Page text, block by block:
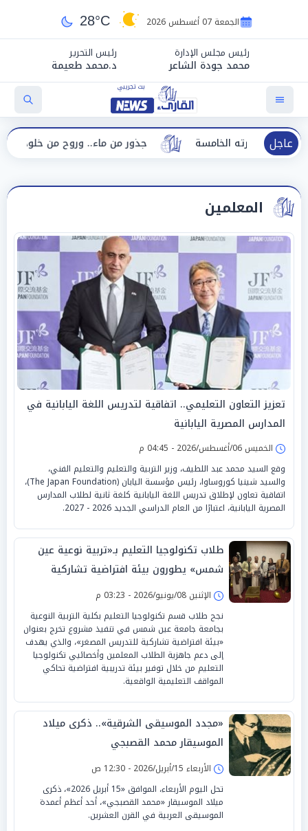
الجمعة 07 أغسطس 2026 28°C
رئيس مجلس الإدارة
محمد جودة الشاعر
رئيس التحرير
د.محمد طعيمة
عاجل جذور من ماء.. وروح من خلود هدى زوين الخامسة
المعلمين
تعزيز التعاون التعليمي.. اتفاقية لتدريس اللغة اليابانية في
المدارس المصرية اليابانية
الخميس 06/أغسطس/2026 - 04:45 م
وقع السيد محمد عبد اللطيف، وزير التربية والتعليم والتعليم الفني،
والسيد شينيا كوروساوا، رئيس مؤسسة اليابان (The Japan Foundation)،
اتفاقية تعاون لإطلاق تدريس اللغة اليابانية كلغة ثانية لطلاب المدارس
المصرية اليابانية، اعتبارًا من العام الدراسي الجديد 2026 - 2027.
طلاب تكنولوجيا التعليم بـ«تربية نوعية عين
شمس» يطورون بيئة افتراضية تشاركية
للتدريس المصغر
الإثنين 08/يونيو/2026 - 03:23 م
نجح طلاب قسم تكنولوجيا التعليم بكلية التربية النوعية
بجامعة جامعة عين شمس في تنفيذ مشروع تخرج بعنوان
«بيئة افتراضية تشاركية للتدريس المصغر»، والذي يهدف
إلى دعم جاهزية الطلاب المعلمين وأخصائيي تكنولوجيا
التعليم من خلال توفير بيئة تدريبية افتراضية تحاكي
المواقف التعليمية الواقعية.
«مجدد الموسيقى الشرقية».. ذكرى ميلاد
الموسيقار محمد القصبجي
الأربعاء 15/أبريل/2026 - 12:30 ص
تحل اليوم الأربعاء، الموافق «15 أبريل 2026»، ذكرى
ميلاد الموسيقار «محمد القصبجي»، أحد أعظم أعمدة
الموسيقى العربية في القرن العشرين.